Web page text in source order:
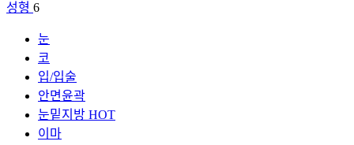
성형 6
눈
코
입/입술
안면윤곽
눈밑지방 HOT
이마